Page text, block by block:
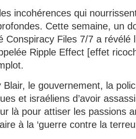
incohérences qui
Cette semaine, un
Conspiracy Files 7/7 a révélé
Ripple Effect [effet
Blair, le gouvernement, la
et israéliens d’avoir
là pour attiser les passions
à la ‘guerre contre la